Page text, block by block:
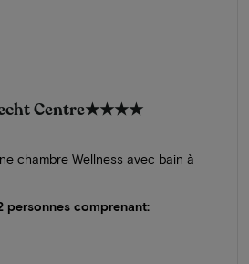
Centre★★★★
chambre Wellness avec bain à
personnes comprenant: